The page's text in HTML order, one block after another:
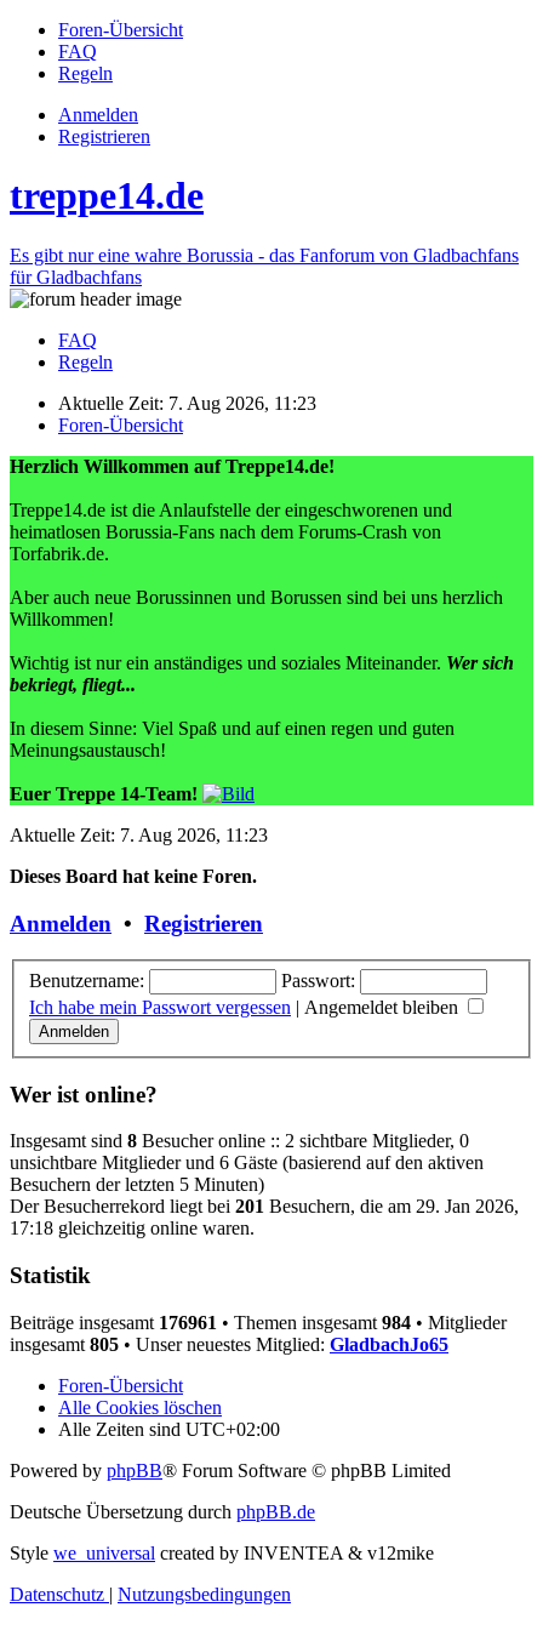
Foren-Übersicht
FAQ
Regeln
Anmelden
Registrieren
treppe14.de
Es gibt nur eine wahre Borussia - das Fanforum von Gladbachfans
für Gladbachfans
FAQ
Regeln
Aktuelle Zeit: 7. Aug 2026, 11:23
Foren-Übersicht
Herzlich Willkommen auf Treppe14.de!
Treppe14.de ist die Anlaufstelle der eingeschworenen und
heimatlosen Borussia-Fans nach dem Forums-Crash von
Torfabrik.de.
Aber auch neue Borussinnen und Borussen sind bei uns herzlich
Willkommen!
Wichtig ist nur ein anständiges und soziales Miteinander. Wer sich
bekriegt, fliegt...
In diesem Sinne: Viel Spaß und auf einen regen und guten
Meinungsaustausch!
Euer Treppe 14-Team!
Aktuelle Zeit: 7. Aug 2026, 11:23
Dieses Board hat keine Foren.
Anmelden • Registrieren
Benutzername:
Passwort:
Ich habe mein Passwort vergessen | Angemeldet bleiben
Wer ist online?
Insgesamt sind 8 Besucher online :: 2 sichtbare Mitglieder, 0
unsichtbare Mitglieder und 6 Gäste (basierend auf den aktiven
Besuchern der letzten 5 Minuten)
Der Besucherrekord liegt bei 201 Besuchern, die am 29. Jan 2026,
17:18 gleichzeitig online waren.
Statistik
Beiträge insgesamt 176961 • Themen insgesamt 984 • Mitglieder
insgesamt 805 • Unser neuestes Mitglied: GladbachJo65
Foren-Übersicht
Alle Cookies löschen
Alle Zeiten sind UTC+02:00
Powered by phpBB® Forum Software © phpBB Limited
Deutsche Übersetzung durch phpBB.de
Style we_universal created by INVENTEA & v12mike
Datenschutz | Nutzungsbedingungen